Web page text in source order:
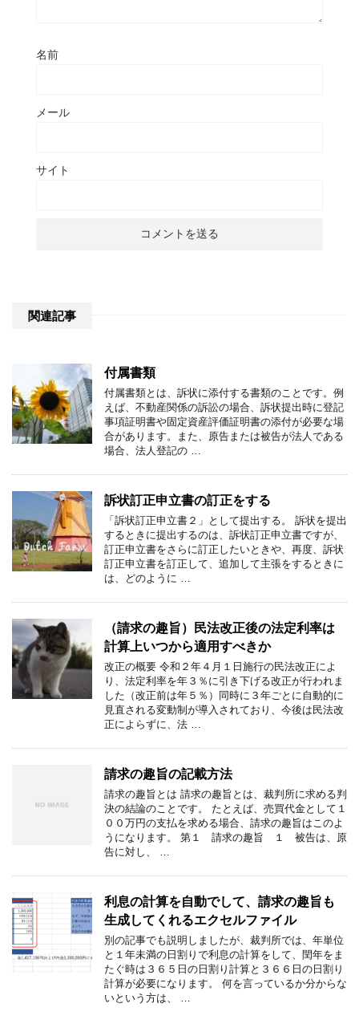
名前
メール
サイト
関連記事
付属書類
付属書類とは、訴状に添付する書類のことです。例
えば、不動産関係の訴訟の場合、訴状提出時に登記
事項証明書や固定資産評価証明書の添付が必要な場
合があります。また、原告または被告が法人である
場合、法人登記の …
訴状訂正申立書の訂正をする
「訴状訂正申立書２」として提出する。 訴状を提出
するときに提出するのは、訴状訂正申立書ですが、
訂正申立書をさらに訂正したいときや、再度、訴状
訂正申立書を訂正して、追加して主張をするときに
は、どのように …
（請求の趣旨）民法改正後の法定利率は
計算上いつから適用すべきか
改正の概要 令和２年４月１日施行の民法改正によ
り、法定利率を年３％に引き下げる改正が行われま
した（改正前は年５％）同時に３年ごとに自動的に
見直される変動制が導入されており、今後は民法改
正によらずに、法 …
請求の趣旨の記載方法
請求の趣旨とは 請求の趣旨とは、裁判所に求める判
決の結論のことです。 たとえば、売買代金として１
００万円の支払を求める場合、請求の趣旨はこのよ
うになります。 第１ 請求の趣旨 １ 被告は、原
告に対し、 …
利息の計算を自動でして、請求の趣旨も
生成してくれるエクセルファイル
別の記事でも説明しましたが、裁判所では、年単位
と１年未満の日割りで利息の計算をして、閏年をま
たぐ時は３６５日の日割り計算と３６６日の日割り
計算が必要になります。 何を言っているか分からな
いという方は、 …